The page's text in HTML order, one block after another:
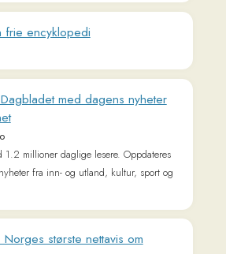
fra inn- og utland, kultur, sport og
største nettavis om